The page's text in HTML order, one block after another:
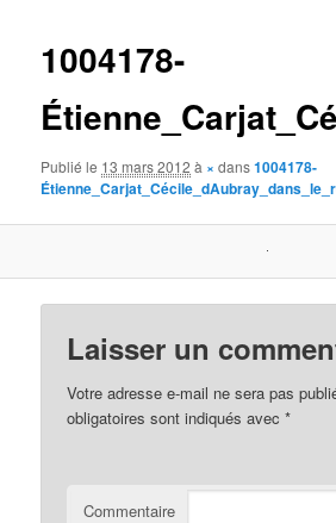
1004178-
Publié le 13 mars 2012 à ×dans1004178-
Laisser un
Votre adresse e-mail ne sera pas
obligatoires sont indiqués avec*
Commentaire